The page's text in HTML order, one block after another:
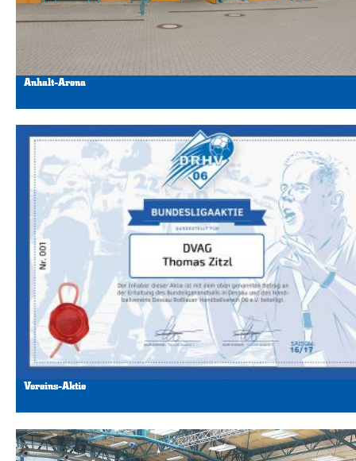
Anhalt-Arena
Vereins-Aktie